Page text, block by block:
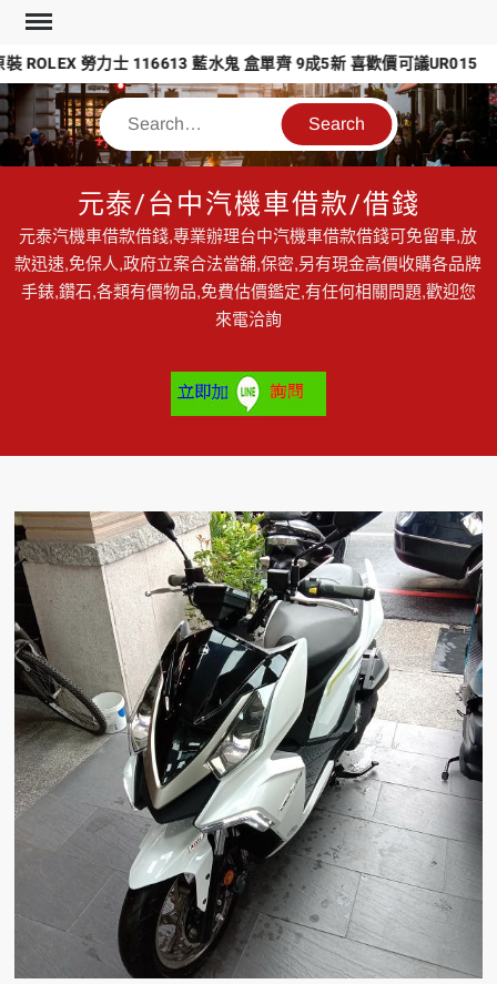
Skip
content
ROLEX 勞力士 116613 藍水鬼 盒單齊 9成5新 喜歡價可議UR015
Search
元泰/台中汽機車借款/借錢
元泰汽機車借款借錢,專業辦理台中汽機車借款借錢可免留車,放
款迅速,免保人,政府立案合法當舖,保密,另有現金高價收購各品牌
手錶,鑽石,各類有價物品,免費估價鑑定,有任何相關問題,歡迎您
來電洽詢